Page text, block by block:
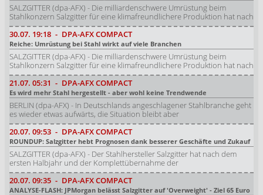
SALZGITTER (dpa-AFX) - Die milliardenschwere Umrüstung beim
Stahlkonzern Salzgitter für eine klimafreundlichere Produktion hat nach
30.07. 19:18 - DPA-AFX COMPACT
Reiche: Umrüstung bei Stahl wirkt auf viele Branchen
SALZGITTER (dpa-AFX) - Die milliardenschwere Umrüstung beim
Stahlkonzern Salzgitter für eine klimafreundlichere Produktion hat nach
21.07. 05:31 - DPA-AFX COMPACT
Es wird mehr Stahl hergestellt - aber wohl keine Trendwende
BERLIN (dpa-AFX) - In Deutschlands angeschlagener Stahlbranche geht
es wieder etwas aufwärts, die Situation bleibt aber
20.07. 09:53 - DPA-AFX COMPACT
ROUNDUP: Salzgitter hebt Prognosen dank besserer Geschäfte und Zukauf
SALZGITTER (dpa-AFX) - Der Stahlhersteller Salzgitter hat nach dem
ersten Halbjahr und der Komplettübernahme der
20.07. 09:35 - DPA-AFX COMPACT
ANALYSE-FLASH: JPMorgan belässt Salzgitter auf 'Overweight' - Ziel 65 Euro